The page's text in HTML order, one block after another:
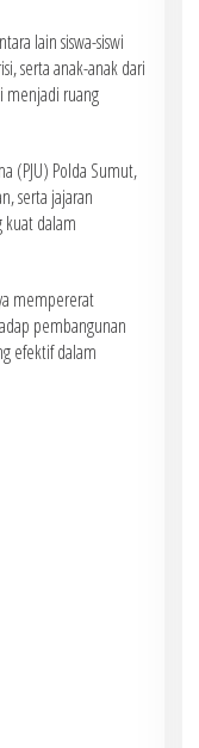
lain siswa-siswi
serta anak-anak dari
menjadi ruang
(PJU) Polda Sumut,
serta jajaran
kuat dalam
mempererat
pembangunan
efektif dalam